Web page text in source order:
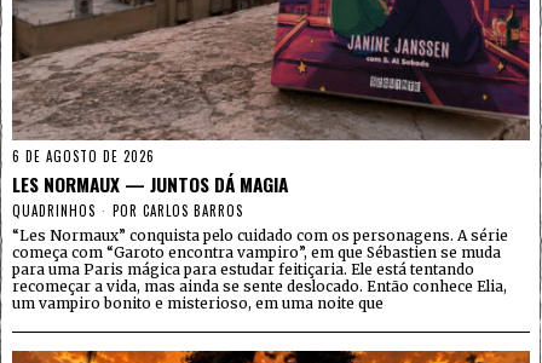
6 DE AGOSTO DE 2026
LES NORMAUX — JUNTOS DÁ MAGIA
QUADRINHOS POR CARLOS BARROS
“Les Normaux” conquista pelo cuidado com os personagens. A série
começa com “Garoto encontra vampiro”, em que Sébastien se muda
para uma Paris mágica para estudar feitiçaria. Ele está tentando
recomeçar a vida, mas ainda se sente deslocado. Então conhece Elia,
um vampiro bonito e misterioso, em uma noite que